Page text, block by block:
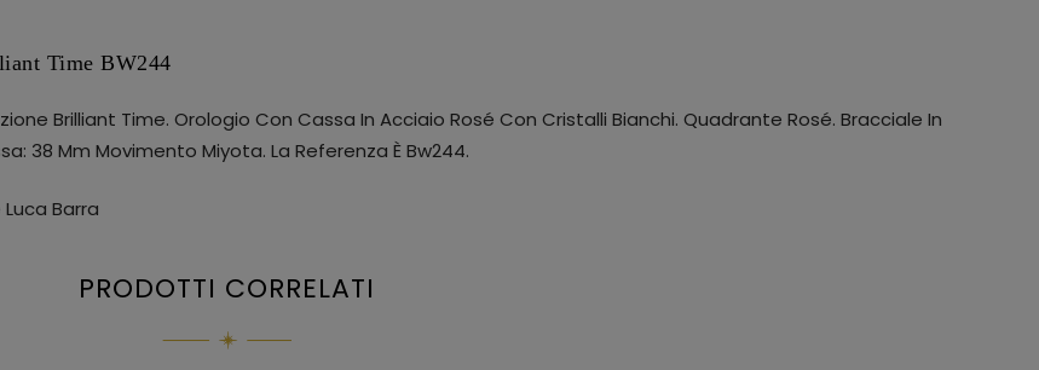
Time BW244
Brilliant Time. Orologio Con Cassa In Acciaio Rosé Con Cristalli Bianchi. Quadrante Rosé. Bracciale In
38 Mm Movimento Miyota. La Referenza È Bw244.
Barra
PRODOTTI CORRELATI